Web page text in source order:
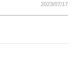
2023/07/17